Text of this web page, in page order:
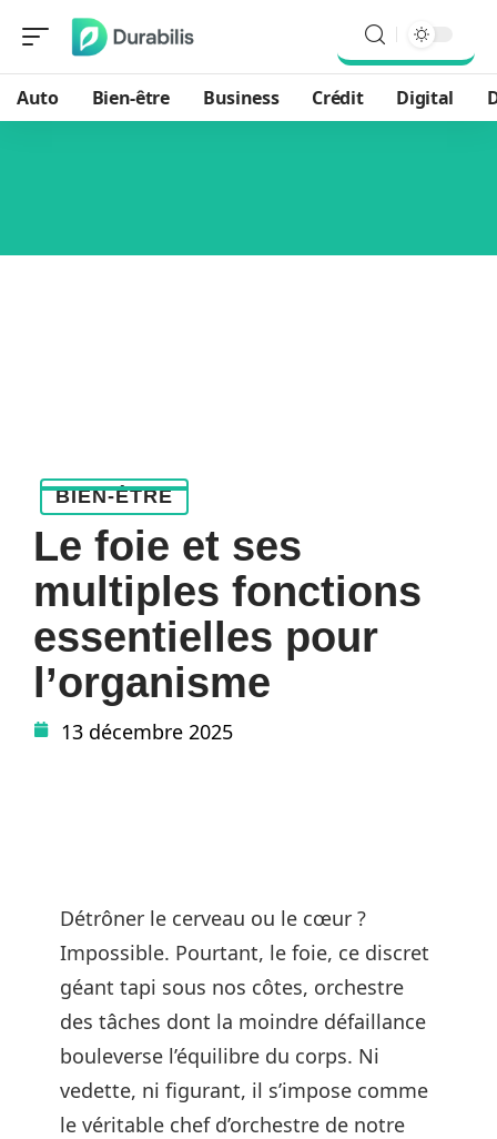
Auto Bien-être Business Crédit Digital
BIEN-ÊTRE
Le foie et ses
multiples fonctions
essentielles pour
l’organisme
13 décembre 2025
Détrôner le cerveau ou le cœur ?
Impossible. Pourtant, le foie, ce discret
géant tapi sous nos côtes, orchestre
des tâches dont la moindre défaillance
bouleverse l’équilibre du corps. Ni
vedette, ni figurant, il s’impose comme
le véritable chef d’orchestre de notre